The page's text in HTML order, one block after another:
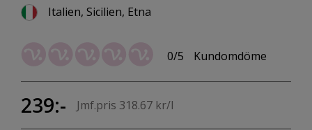
Italien, Sicilien, Etna
0/5 Kundomdöme
239:- Jmf.pris 318.67 kr/l